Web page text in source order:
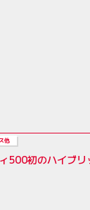
他
500初のハイブ